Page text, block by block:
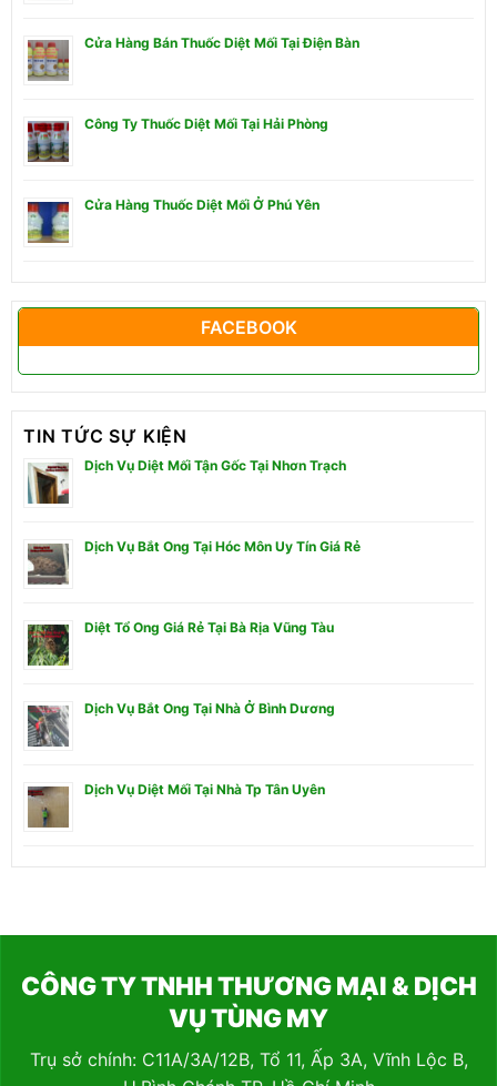
Cửa Hàng Bán Thuốc Diệt Mối Tại Điện Bàn
Công Ty Thuốc Diệt Mối Tại Hải Phòng
Cửa Hàng Thuốc Diệt Mối Ở Phú Yên
FACEBOOK
TIN TỨC SỰ KIỆN
Dịch Vụ Diệt Mối Tận Gốc Tại Nhơn Trạch
Dịch Vụ Bắt Ong Tại Hóc Môn Uy Tín Giá Rẻ
Diệt Tổ Ong Giá Rẻ Tại Bà Rịa Vũng Tàu
Dịch Vụ Bắt Ong Tại Nhà Ở Bình Dương
Dịch Vụ Diệt Mối Tại Nhà Tp Tân Uyên
CÔNG TY TNHH THƯƠNG MẠI & DỊCH
VỤ TÙNG MY
Trụ sở chính: C11A/3A/12B, Tổ 11, Ấp 3A, Vĩnh Lộc B,